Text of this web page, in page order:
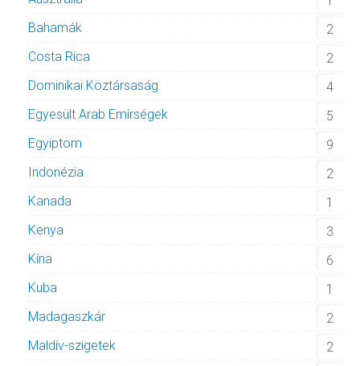
Bahamák
2
Costa Rica
2
Dominikai Köztársaság
4
Egyesült Arab Emírségek
5
Egyiptom
9
Indonézia
2
Kanada
1
Kenya
3
Kína
6
Kuba
1
Madagaszkár
2
Maldív-szigetek
2